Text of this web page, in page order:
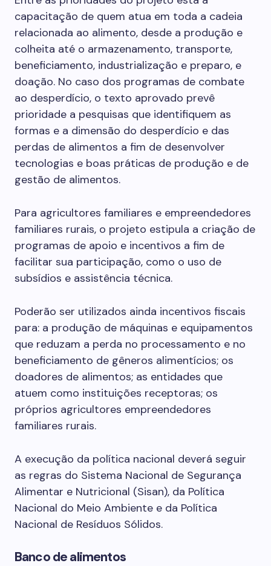
capacitação de quem atua em toda a cadeia
relacionada ao alimento, desde a produção e
colheita até o armazenamento, transporte,
beneficiamento, industrialização e preparo, e
doação. No caso dos programas de combate
ao desperdício, o texto aprovado prevê
prioridade a pesquisas que identifiquem as
formas e a dimensão do desperdício e das
perdas de alimentos a fim de desenvolver
tecnologias e boas práticas de produção e de
gestão de alimentos.
Para agricultores familiares e empreendedores
familiares rurais, o projeto estipula a criação de
programas de apoio e incentivos a fim de
facilitar sua participação, como o uso de
subsídios e assistência técnica.
Poderão ser utilizados ainda incentivos fiscais
para: a produção de máquinas e equipamentos
que reduzam a perda no processamento e no
beneficiamento de gêneros alimentícios; os
doadores de alimentos; as entidades que
atuem como instituições receptoras; os
próprios agricultores empreendedores
familiares rurais.
A execução da política nacional deverá seguir
as regras do Sistema Nacional de Segurança
Alimentar e Nutricional (Sisan), da Política
Nacional do Meio Ambiente e da Política
Nacional de Resíduos Sólidos.
Banco de alimentos